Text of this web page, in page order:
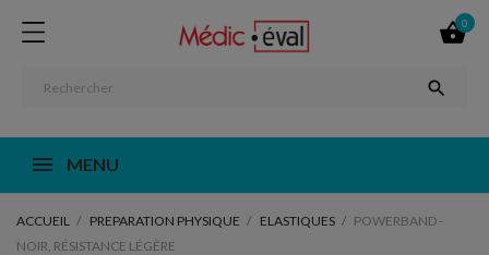

0

MENU
ACCUEIL PREPARATION PHYSIQUE ELASTIQUES
POWERBAND -
NOIR, RÉSISTANCE LÉGÈRE